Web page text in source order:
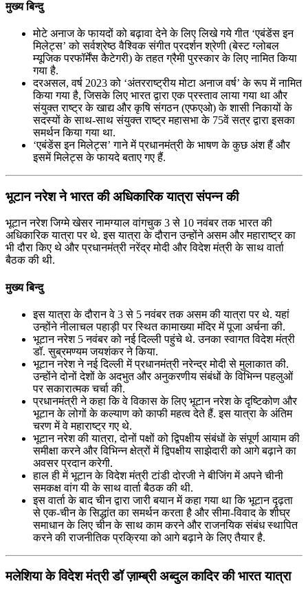
मुख्य बिन्दु
मोटे अनाज के फायदों को बढ़ावा देने के लिए लिखे गये गीत ‘एबंडेंस इन
मिलेट्स’ को सर्वश्रेष्ठ वैश्विक संगीत प्रदर्शन श्रेणी (बेस्ट ग्लोबल
म्यूजिक परफॉर्मेंस कैटेगरी) के तहत ग्रैमी पुरस्कार के लिए नामित किया
गया है.
दरअसल, वर्ष 2023 को ‘अंतरराष्ट्रीय मोटा अनाज वर्ष’ के रूप में नामित
किया गया है, जिसके लिए भारत द्वारा एक प्रस्ताव लाया गया था और
संयुक्त राष्ट्र के खाद्य और कृषि संगठन (एफएओ) के शासी निकायों के
सदस्यों के साथ-साथ संयुक्त राष्ट्र महासभा के 75वें सत्र द्वारा इसका
समर्थन किया गया था.
‘एबंडेंस इन मिलेट्स’ गाने में प्रधानमंत्री के भाषण के कुछ अंश हैं और
इसमें मिलेट्स के फायदे बताए गए हैं.
भूटान नरेश ने भारत की अधिकारिक यात्रा संपन्न की
भूटान नरेश जिग्मे खेसर नामग्याल वांगचुक 3 से 10 नवंबर तक भारत की
अधिकारिक यात्रा पर थे. इस यात्रा के दौरान उन्होंने असम और महाराष्ट्र का
भी दौरा किए थे और प्रधानमंत्री नरेंद्र मोदी और विदेश मंत्री के साथ वार्ता
बैठक की थी.
मुख्य बिन्दु
इस यात्रा के दौरान वे 3 से 5 नवंबर तक असम की यात्रा पर थे. यहां
उन्होंने नीलाचल पहाड़ी पर स्थित कामाख्या मंदिर में पूजा अर्चना की.
भूटान नरेश 5 नवंबर को नई दिल्ली पहुंचे थे. उनका स्वागत विदेश मंत्री
डॉ. सुब्रमण्‍यम जयशंकर ने किया.
भूटान नरेश ने नई दिल्‍ली में प्रधानमंत्री नरेन्‍द्र मोदी से मुलाकात की.
उन्‍होंने दोनों देशों के अदभुत और अनुकरणीय संबंधों के विभिन्‍न पहलुओं
पर सकारात्‍मक चर्चा की.
प्रधानमंत्री ने कहा कि वे विकास के लिए भूटान नरेश के दृष्टिकोण और
भूटान के लोगों के कल्‍याण को काफी महत्‍व देते हैं. इस यात्रा के अंतिम
चरण में वे महाराष्‍ट्र गए थे.
भूटान नरेश की यात्रा, दोनों पक्षों को द्विपक्षीय संबंधों के संपूर्ण आयाम की
समीक्षा करने और विभिन्न क्षेत्रों में द्विपक्षीय साझेदारी को आगे बढ़ाने का
अवसर प्रदान करेगी.
हाल ही में भूटान के विदेश मंत्री टांडी दोरजी ने बीजिंग में अपने चीनी
समकक्ष वांग यी के साथ वार्ता बैठक की थी.
इस वार्ता के बाद चीन द्वारा जारी बयान में कहा गया था कि भूटान दृढ़ता
से एक-चीन के सिद्धांत का समर्थन करता है और सीमा-विवाद के शीघ्र
समाधान के लिए चीन के साथ काम करने और राजनयिक संबंध स्थापित
करने की राजनीतिक प्रक्रिया को आगे बढ़ाने के लिए तैयार है.
मलेशिया के विदेश मंत्री डॉ ज़ाम्ब्री अब्दुल कादिर की भारत यात्रा